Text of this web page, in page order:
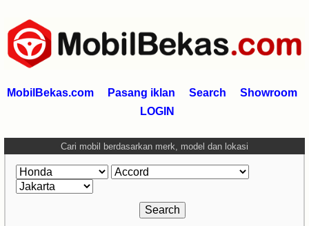
MobilBekas.com Pasang iklan Search
Showroom
LOGIN
Cari mobil berdasarkan merk, model dan lokasi